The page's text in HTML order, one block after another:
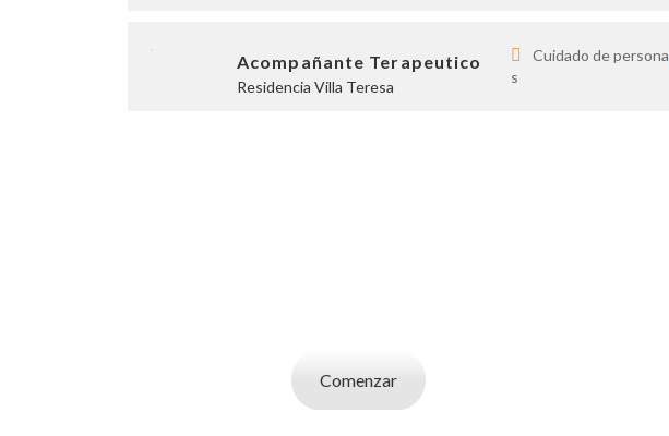
Acompañante Terapeutico
Residencia Villa Teresa
Cuidado de persona
s
Comenzar